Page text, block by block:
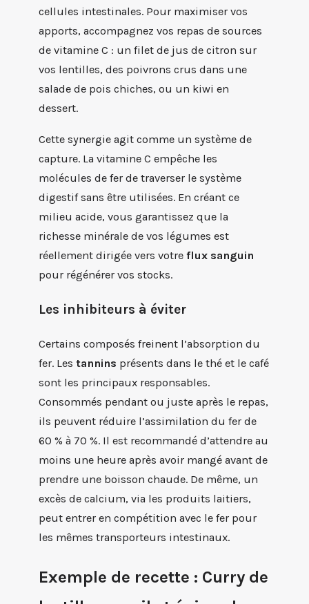
cellules intestinales. Pour maximiser vos
apports, accompagnez vos repas de sources
de vitamine C : un filet de jus de citron sur
vos lentilles, des poivrons crus dans une
salade de pois chiches, ou un kiwi en
dessert.
Cette synergie agit comme un système de
capture. La vitamine C empêche les
molécules de fer de traverser le système
digestif sans être utilisées. En créant ce
milieu acide, vous garantissez que la
richesse minérale de vos légumes est
réellement dirigée vers votre flux sanguin
pour régénérer vos stocks.
Les inhibiteurs à éviter
Certains composés freinent l’absorption du
fer. Les tannins présents dans le thé et le café
sont les principaux responsables.
Consommés pendant ou juste après le repas,
ils peuvent réduire l’assimilation du fer de
60 % à 70 %. Il est recommandé d’attendre au
moins une heure après avoir mangé avant de
prendre une boisson chaude. De même, un
excès de calcium, via les produits laitiers,
peut entrer en compétition avec le fer pour
les mêmes transporteurs intestinaux.
Exemple de recette : Curry de